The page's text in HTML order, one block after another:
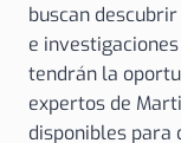
buscan
e
tendrán la
expertos de
disponibles para